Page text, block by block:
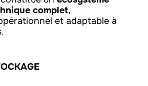
complet,
et adaptable à